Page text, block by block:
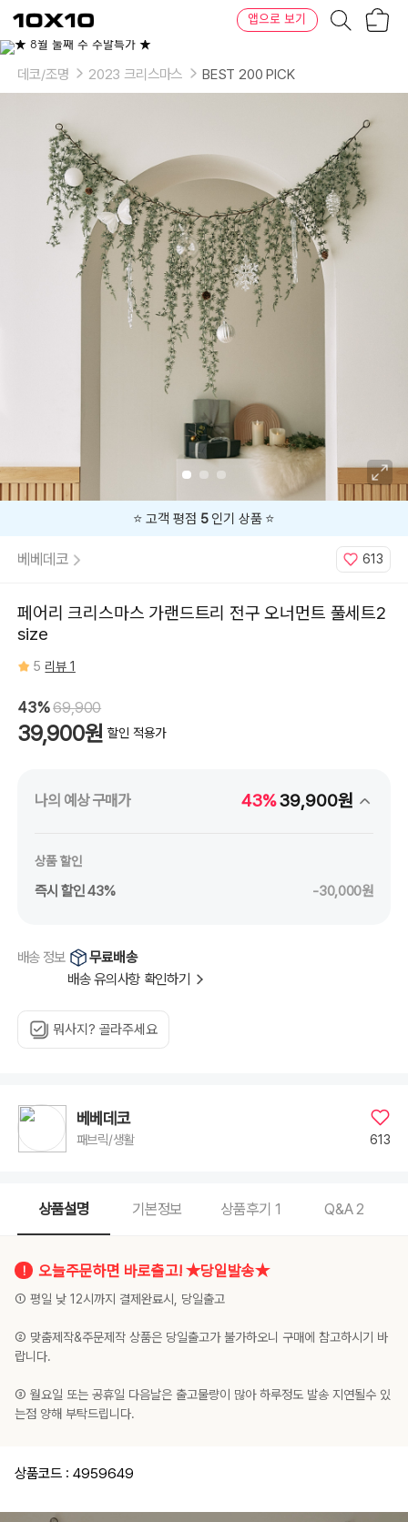
텐
바
텐
앱으로 보기
이
상
데코/조명 2023 크리스마스 BEST 200 PICK
지금 43% 할인 중 🔥
베베데코 613
페어리 크리스마스 가랜드트리 전구 오너먼트 풀세트2
size
5 리뷰 1
43%69,900
39,900원 할인 적용가
나의 예상 구매가 43%39,900원
상품 할인
즉시 할인 43% -30,000원
배송 정보
무료배송
배송 유의사항 확인하기
뭐사지? 골라주세요
베베데코
패브릭/생활 613
상품설명 기본정보 상품후기 1 Q&A 2
오늘주문하면 바로출고! ★당일발송★
① 평일 낮 12시까지 결제완료시, 당일출고
② 맞춤제작&주문제작 상품은 당일출고가 불가하오니 구매에 참고하시기 바
랍니다.
③ 월요일 또는 공휴일 다음날은 출고물량이 많아 하루정도 발송 지연될수 있
는점 양해 부탁드립니다.
상품코드 : 4959649